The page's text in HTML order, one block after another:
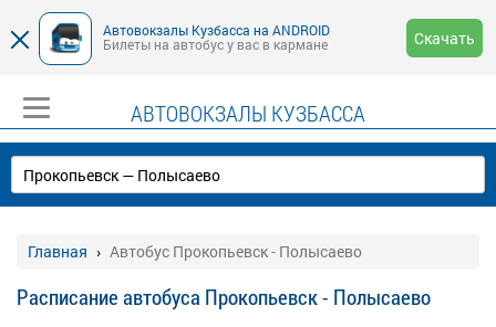
Автовокзалы Кузбасса на ANDROID
Билеты на автобус у вас в кармане
Скачать
АВТОВОКЗАЛЫ КУЗБАССА
Главная Автобус Прокопьевск - Полысаево
Расписание автобуса Прокопьевск - Полысаево